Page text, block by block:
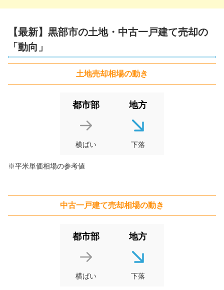
富山県黒部市牧野
土地面積:
万円
富山県黒部市田家新
富山県黒部市植木
土地面積:
【最新】 黒部市の土地・中古一戸建て売却の
「動向」
土地売却相場の動き
都市部
横ばい
地方
下落
※平米単価相場の参考値
中古一戸建て売却相場の動き
都市部
横ばい
地方
下落